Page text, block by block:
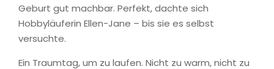
Geburt gut machbar. Perfekt, dachte sich
Hobbyläuferin Ellen-Jane – bis sie es selbst
versuchte.
Ein Traumtag, um zu laufen. Nicht zu warm, nicht zu